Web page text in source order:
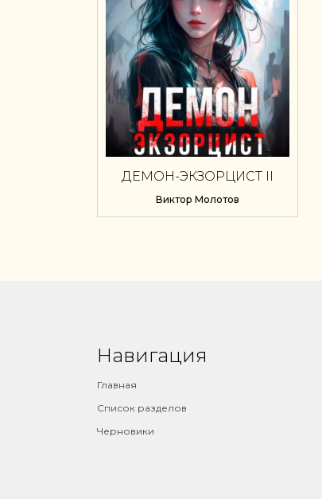
ДЕМОН-ЭКЗОРЦИСТ II
Виктор Молотов
Навигация
Главная
Список разделов
Черновики